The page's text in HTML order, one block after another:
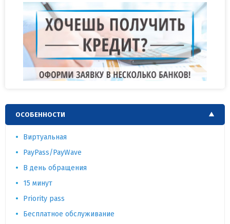
ОСОБЕННОСТИ
Виртуальная
PayPass/PayWave
В день обращения
15 минут
Priority pass
Бесплатное обслуживание